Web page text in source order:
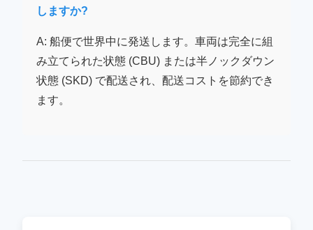
しますか?
A: 船便で世界中に発送します。車両は完全に組
み立てられた状態 (CBU) または半ノックダウン
状態 (SKD) で配送され、配送コストを節約でき
ます。